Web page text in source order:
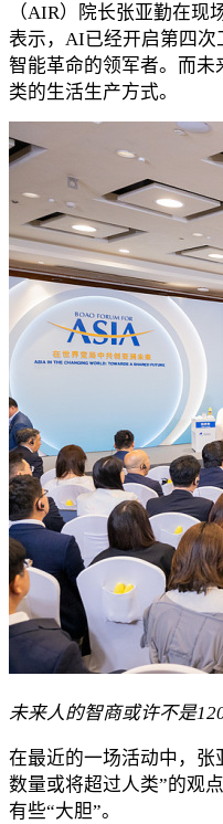
（AIR）院长张亚勤在
表示，AI已经开启第四
智能革命的领军者。而未
类的生活生产方式。
未来人的智商或许不是
在最近的一场活动中，张
数量或将超过人类”的观
有些“大胆”。